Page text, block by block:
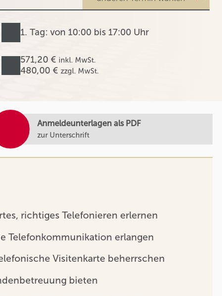
1. Tag: von 10:00 bis 17:00 Uhr
571,20 € inkl. MwSt.
480,00 € zzgl. MwSt.
richtiges Telefonieren erlernen
Telefonkommunikation erlangen
Visitenkarte beherrschen
bieten
Anmeldeunterlagen als PDF
zur Unterschrift